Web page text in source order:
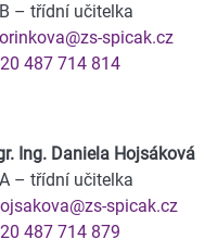
– třídní učitelka
spicak.cz
487 714 814
Ing. Daniela Hojsáková
– třídní učitelka
spicak.cz
487 714 879